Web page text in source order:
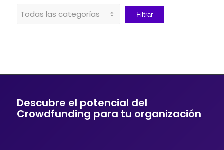
Descubre el potencial del
Crowdfunding para tu organización